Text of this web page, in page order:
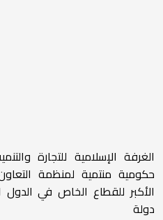
الغرفة الإسلامية للتجارة
حكومية منتمية لمنظمة
دولة